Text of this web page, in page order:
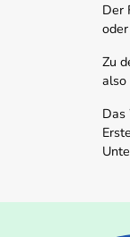
Der
Zu
also
Das